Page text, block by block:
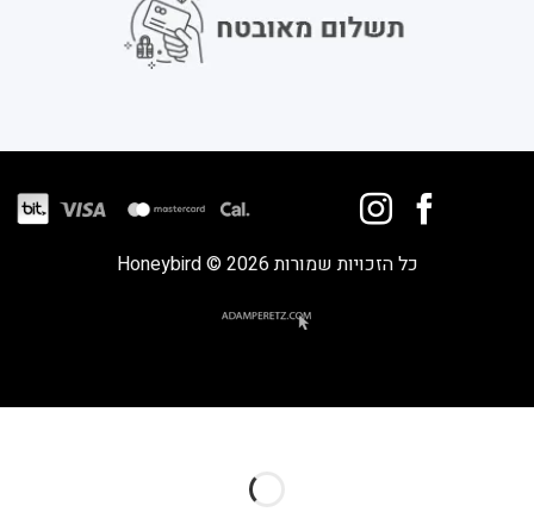
כל הזכויות שמורות 2026 © Honeybird